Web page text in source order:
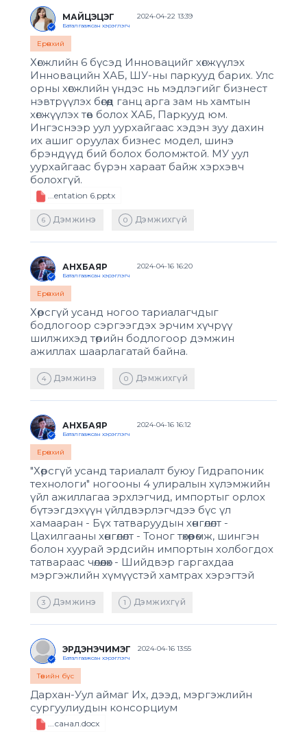
МАЙЦЭЦЭГ
Баталгаажсан хэрэглэгч
2024-04-22 13:39
Ерөнхий
Хөгжлийн 6 бүсэд Инновацийг хөгжүүлэх
Инновацийн ХАБ, ШУ-ны паркууд барих. Улс
орны хөгжлийн үндэс нь мэдлэгийг бизнест
нэвтрүүлэх бөгөөд ганц арга зам нь хамтын
хөгжүүлэх төв болох ХАБ, Паркууд юм.
Ингэснээр уул уурхайгаас хэдэн зуу дахин
их ашиг оруулах бизнес модел, шинэ
брэндүүд бий болох боломжтой. МУ уул
уурхайгаас бүрэн хараат байж хэрхэвч
болохгүй.
...entation 6.pptx
6 Дэмжинэ 0 Дэмжихгүй
АНХБАЯР
Баталгаажсан хэрэглэгч
2024-04-16 16:20
Ерөнхий
Хөрсгүй усанд ногоо тариалагчдыг
бодлогоор сэргээгдэх эрчим хүчрүү
шилжихэд төрийн бодлогоор дэмжин
ажиллах шаарлагатай байна.
4 Дэмжинэ 0 Дэмжихгүй
АНХБАЯР
Баталгаажсан хэрэглэгч
2024-04-16 16:12
Ерөнхий
"Хөрсгүй усанд тариалалт буюу Гидрапоник
технологи" ногооны 4 улиралын хүлэмжийн
үйл ажиллагаа эрхлэгчид, импортыг орлох
бүтээгдэхүүн үйлдвэрлэгчдээ бүс үл
хамааран - Бүх татваруудын хөнгөлөлт -
Цахилгааны хөнгөлөлт - Тоног төхөөрөмж, шингэн
болон хуурай эрдсийн импортын холбогдох
татвараас чөлөөлөх - Шийдвэр гаргахдаа
мэргэжлийн хүмүүстэй хамтрах хэрэгтэй
3 Дэмжинэ 1 Дэмжихгүй
ЭРДЭНЭЧИМЭГ
Баталгаажсан хэрэглэгч
2024-04-16 13:55
Төвийн бүс
Дархан-Уул аймаг Их, дээд, мэргэжлийн
сургуулиудын консорциум
...санал.docx